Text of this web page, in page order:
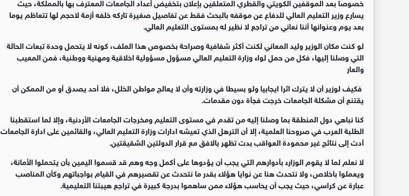
يسارع وزير التعليم العالي للدفاع عن موقفه بالبحث فقط عن تفاصيل صغيرة تاركه خلفه أزمة لاحجم لها تتعاظم يوما
بعد يوم وعنوانها أننا نعاني من تراجع لا نظير له بمستوى التعليم العالي.
لو كنت مكان الوزير وليد المعاني لكنت أكثر شفافية وصراحة بخصوص هذا الملف، كونه لا يتحمل وحدة تبعات الحالة
التي وصلنا إليها، فكل من حمل لواء وزارة التعليم العالي مسؤول مسؤولية اخلاقية ومهنية ووطنية، فمن المعيب
والعار
فكيف لوزير أن لا يترك اثرا ايجابيا ولو بسيطا في وزارته وأن لا يعالج مواطن الخلل، فلا أحد يصدق أو من الممكن أن
يقتنع أن مشكلة الجامعات خرجت فجأة دون مقدمات.
كنا نباهي دول المنطقة بما وصلنا إليه من تقدم في مستوى التعليم ومخرجات الجامعات الأردنية، وإلا لما استقطبنا
الطلبة العرب في صروحنا العلمية، إلا أن الترهل الذي تعيشه ادارات وزارة التعليم العالي، والقائمين على ادارة الجامعات
أدت إلى نتائج غير محمودة العواقب بدت تظهر بالافق مع قرار الدولتين الشقيقتين.
لا نعلم لما لا يقوم الوزارء بأدوارهم التي يجب أن يؤدوها على أكمل وجه وهم قد قسموا اليمين بأن يتحملوا الأمانة،
ويعملوا باخلاص، ولا نتحدث هنا عن نوايا هؤلاء بقدر ما نتحدث عن تقصيرهم في القيام بواجباتهم وكأن المناصب
عبارة عن كراسي، حيث يجب أن يحاسب هؤلاء ممن ساهموا بدرجة كبيرة في تراجع هيبتنا التعليمية.